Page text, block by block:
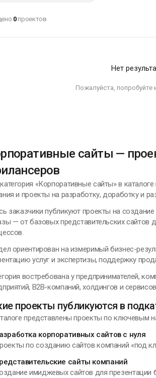
изменить
Вдохновение -
это умение
приводить себя в
Александр Сергеевич
Пушкин
Не удерживай то, что
уходит, и не
приходит. И тогда
счастье само найдёт
0 проектов
Нет
Пожалуйста, попробуйте
сайты —
«Корпоративные сайты» в
и проекты на разработку, доработку и
заказчики публикуют проекты на
— от базовых представительских сайтов
ориентирован на измеримый бизнес-
услуг и экспертизы, поддержку
востребована у предпринимателей,
B2B-компаний, холдингов и
проекты публикуются в
представлены проекты по ключевым
корпоративных сайтов с нуля
по созданию сайтов компаний «под
сайты компаний
имиджевых сайтов для презентации